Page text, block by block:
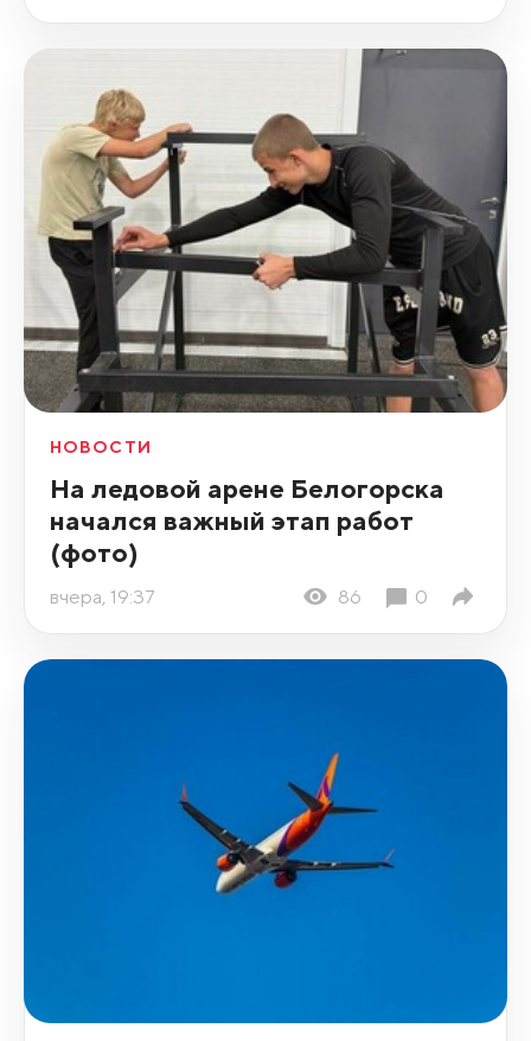
НОВОСТИ
На ледовой арене Белогорска
начался важный этап работ
(фото)
вчера, 19:37 86 0